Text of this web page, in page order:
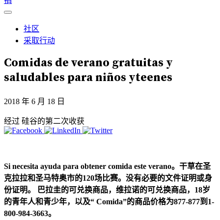
社区
采取行动
Comidas de verano gratuitas y
saludables para niños yteenes
2018 年 6 月 18 日
经过 硅谷的第二次收获
Si necesita ayuda para obtener comida este verano。干草在圣
克拉拉和圣马特奥市的120场比赛。没有必要的文件证明或身
份证明。
巴拉圭的可兑换商品，维拉诺的可兑换商品，18岁
的青年人和青少年，以及“ Comida”的商品价格为877-877到1-
800-984-3663。